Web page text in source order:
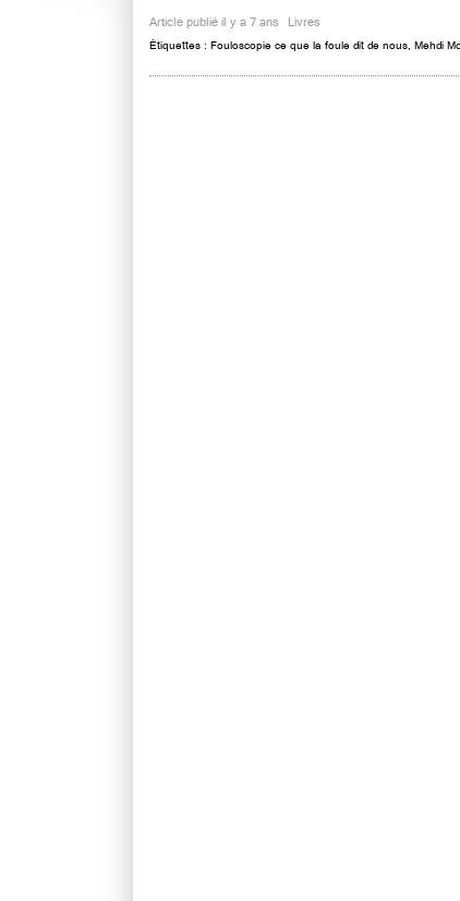
Article publié il y a 7 ans Livres
Étiquettes : Fouloscopie ce que la foule dit de nous Mehdi